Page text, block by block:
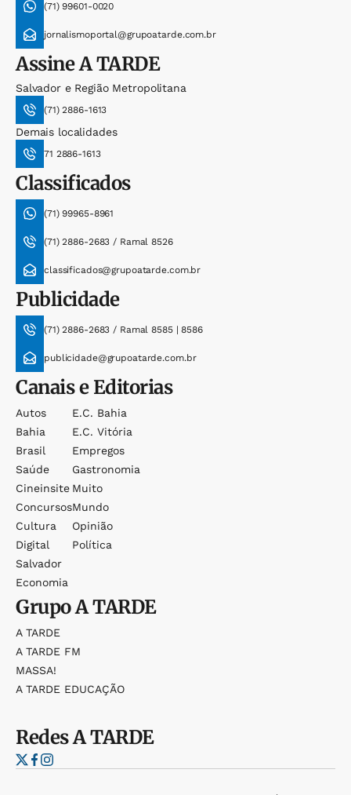
(71) 99601-0020
jornalismoportal@grupoatarde.com.br
AssineA TARDE
Salvador e Região Metropolitana
(71) 2886-1613
Demais localidades
71 2886-1613
Classificados
(71) 99965-8961
(71) 2886-2683 / Ramal 8526
classificados@grupoatarde.com.br
Publicidade
(71) 2886-2683 / Ramal 8585 | 8586
publicidade@grupoatarde.com.br
Canais e Editorias
Autos
Bahia
Brasil
Saúde
Cineinsite
Concursos
Cultura
Digital
Salvador
Economia
E.c. Bahia
E.c. Vitória
Empregos
Gastronomia
Muito
Mundo
Opinião
Política
GrupoA TARDE
A TARDE
A TARDE FM
MASSA!
A TARDE EDUCAÇÃO
RedesA TARDE